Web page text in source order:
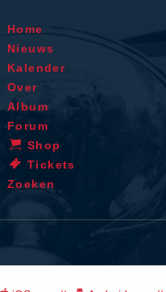
Home
Nieuws
Kalender
Over
Album
Forum
Shop
Tickets
Zoeken